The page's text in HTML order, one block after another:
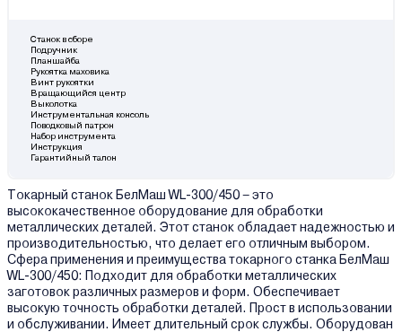
Станок в сборе
Подручник
Планшайба
Рукоятка маховика
Винт рукоятки
Вращающийся центр
Выколотка
Инструментальная консоль
Поводковый патрон
Набор инструмента
Инструкция
Гарантийный талон
Токарный станок БелМаш WL-300/450 – это
высококачественное оборудование для обработки
металлических деталей. Этот станок обладает надежностью и
производительностью, что делает его отличным выбором.
Сфера применения и преимущества токарного станка БелМаш
WL-300/450: Подходит для обработки металлических
заготовок различных размеров и форм. Обеспечивает
высокую точность обработки деталей. Прост в использовании
и обслуживании. Имеет длительный срок службы. Оборудован